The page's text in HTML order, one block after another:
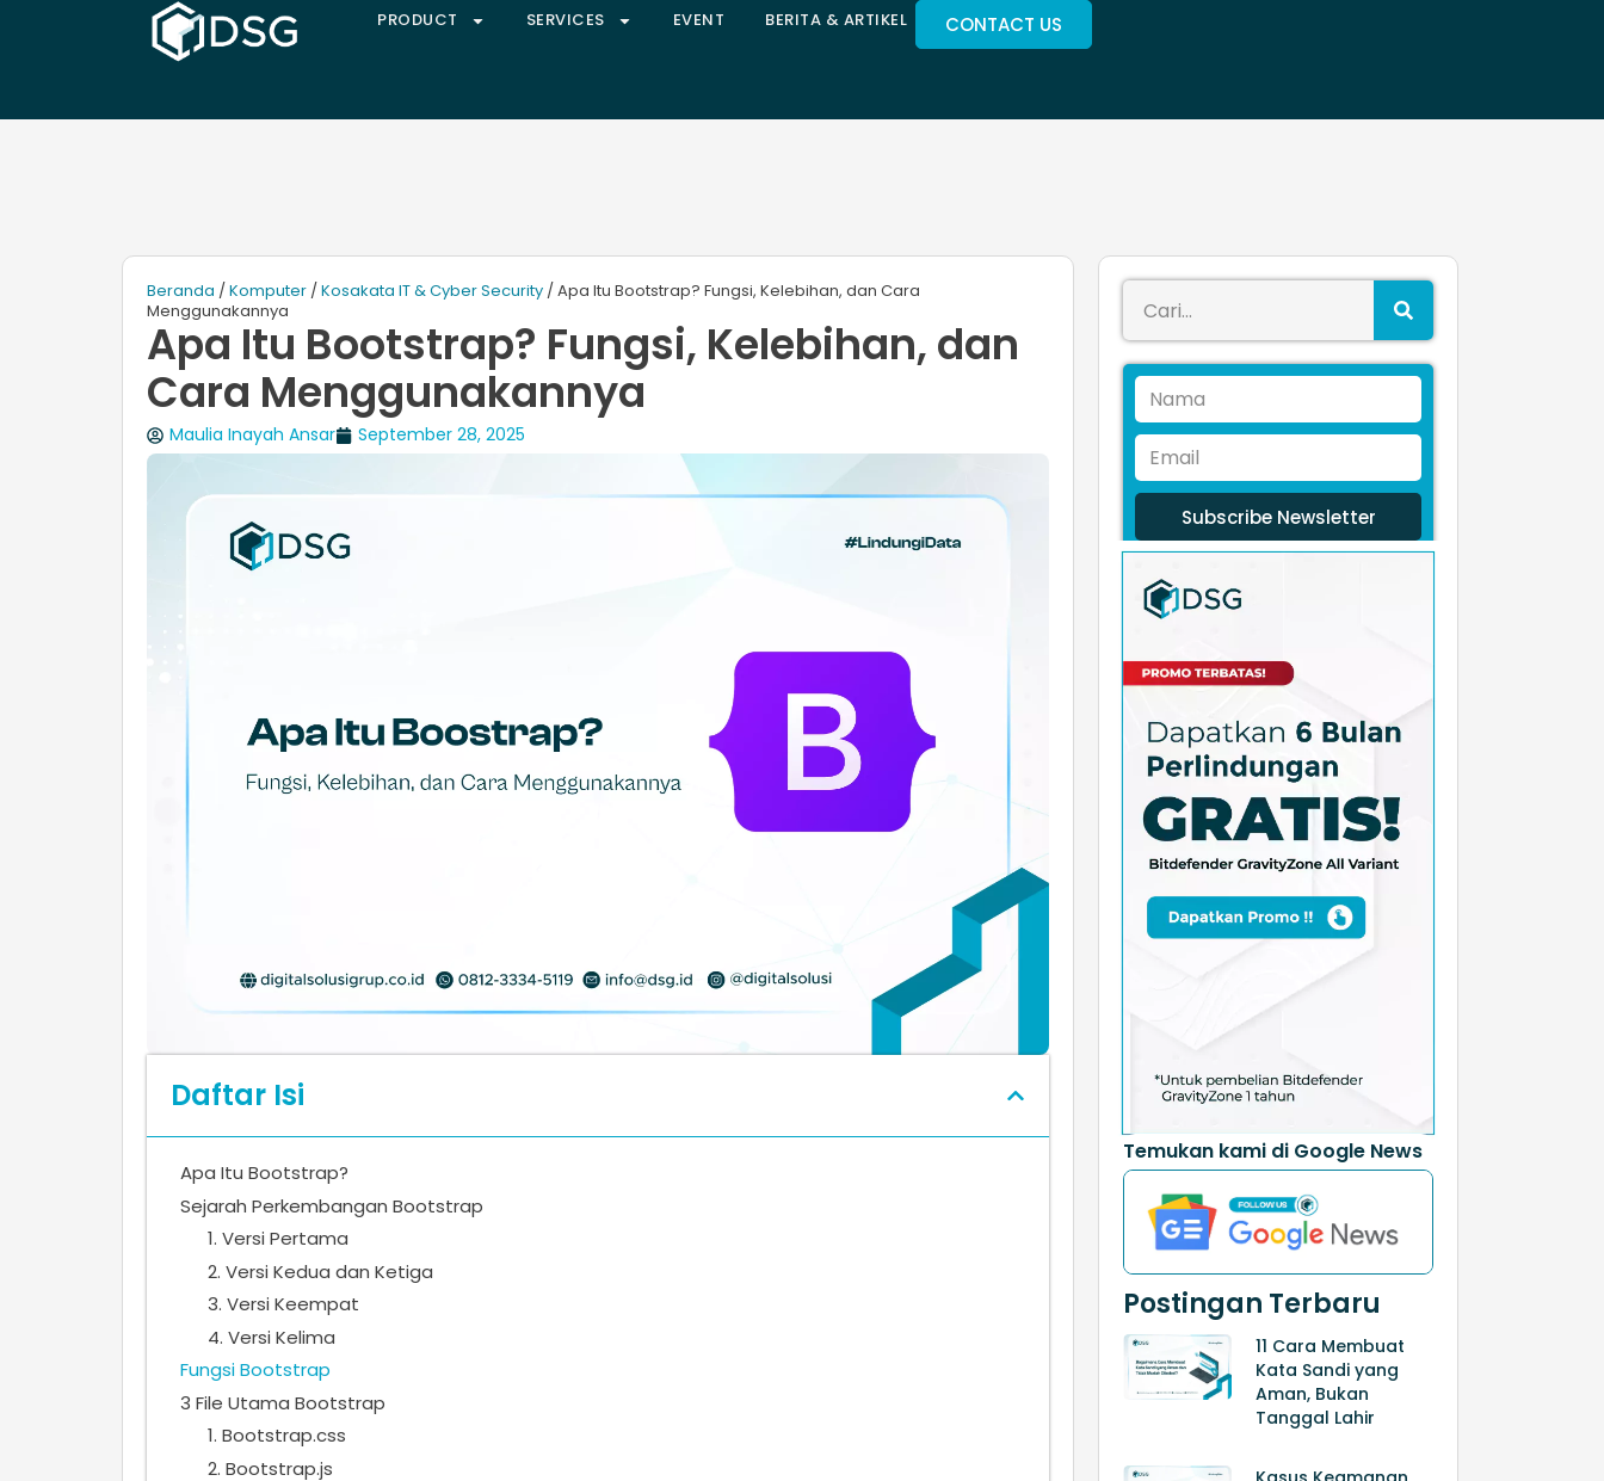
PRODUCT SERVICES EVENT BERITA & ARTIKEL CONTACT US
Beranda /Komputer /Kosakata IT & Cyber Security / Apa Itu Bootstrap? Fungsi, Kelebihan, dan Cara
Menggunakannya
Apa Itu Bootstrap? Fungsi, Kelebihan, dan
Cara Menggunakannya
Maulia Inayah Ansar September 28, 2025
Daftar Isi
Apa Itu Bootstrap?
Sejarah Perkembangan Bootstrap
1. Versi Pertama
2. Versi Kedua dan Ketiga
3. Versi Keempat
4. Versi Kelima
Fungsi Bootstrap
3 File Utama Bootstrap
1. Bootstrap.css
2. Bootstrap.js
Subscribe Newsletter
Temukan kami di Google News
Postingan Terbaru
11 Cara Membuat
Kata Sandi yang
Aman, Bukan
Tanggal Lahir